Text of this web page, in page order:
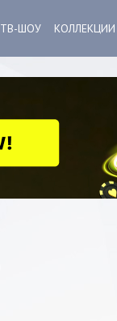
ТВ-ШОУ КОЛЛЕКЦИИ